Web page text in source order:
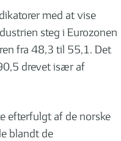
med at vise
steg i Eurozonen
fra 48,3 til 55,1. Det
drevet især af
efterfulgt af de norske
blandt de